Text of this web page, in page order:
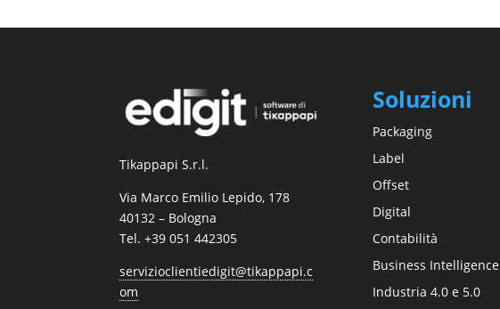
Tikappapi S.r.l.
Via Marco Emilio Lepido, 178
40132 – Bologna
Tel. +39 051 442305
servizioclientiedigit@tikappapi.c
om
Soluzioni
Packaging
Label
Offset
Digital
Contabilità
Business Intelligence
Industria 4.0 e 5.0